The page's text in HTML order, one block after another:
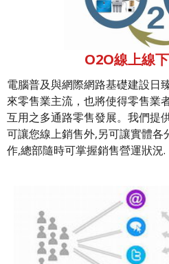
O2O線上線
電腦普及與網際網路基礎建設日
來零售業主流，也將使得零售業
互用之多通路零售發展。我們提
可讓您線上銷售外,另可讓實體
作,總部隨時可掌握銷售營運狀況.